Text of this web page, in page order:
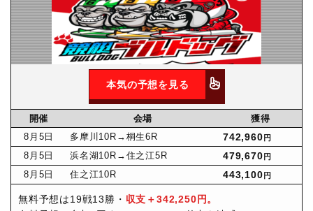
本気の予想を見る
開催 会場
獲得
8月 5日 多摩川10R →桐生6R 742,960 円
8月 5日 浜名湖10R →住之江5R 479,670 円
8月 5日 住之江10R 443,100 円
無料予想は19戦13勝・ 収支＋342,250円。